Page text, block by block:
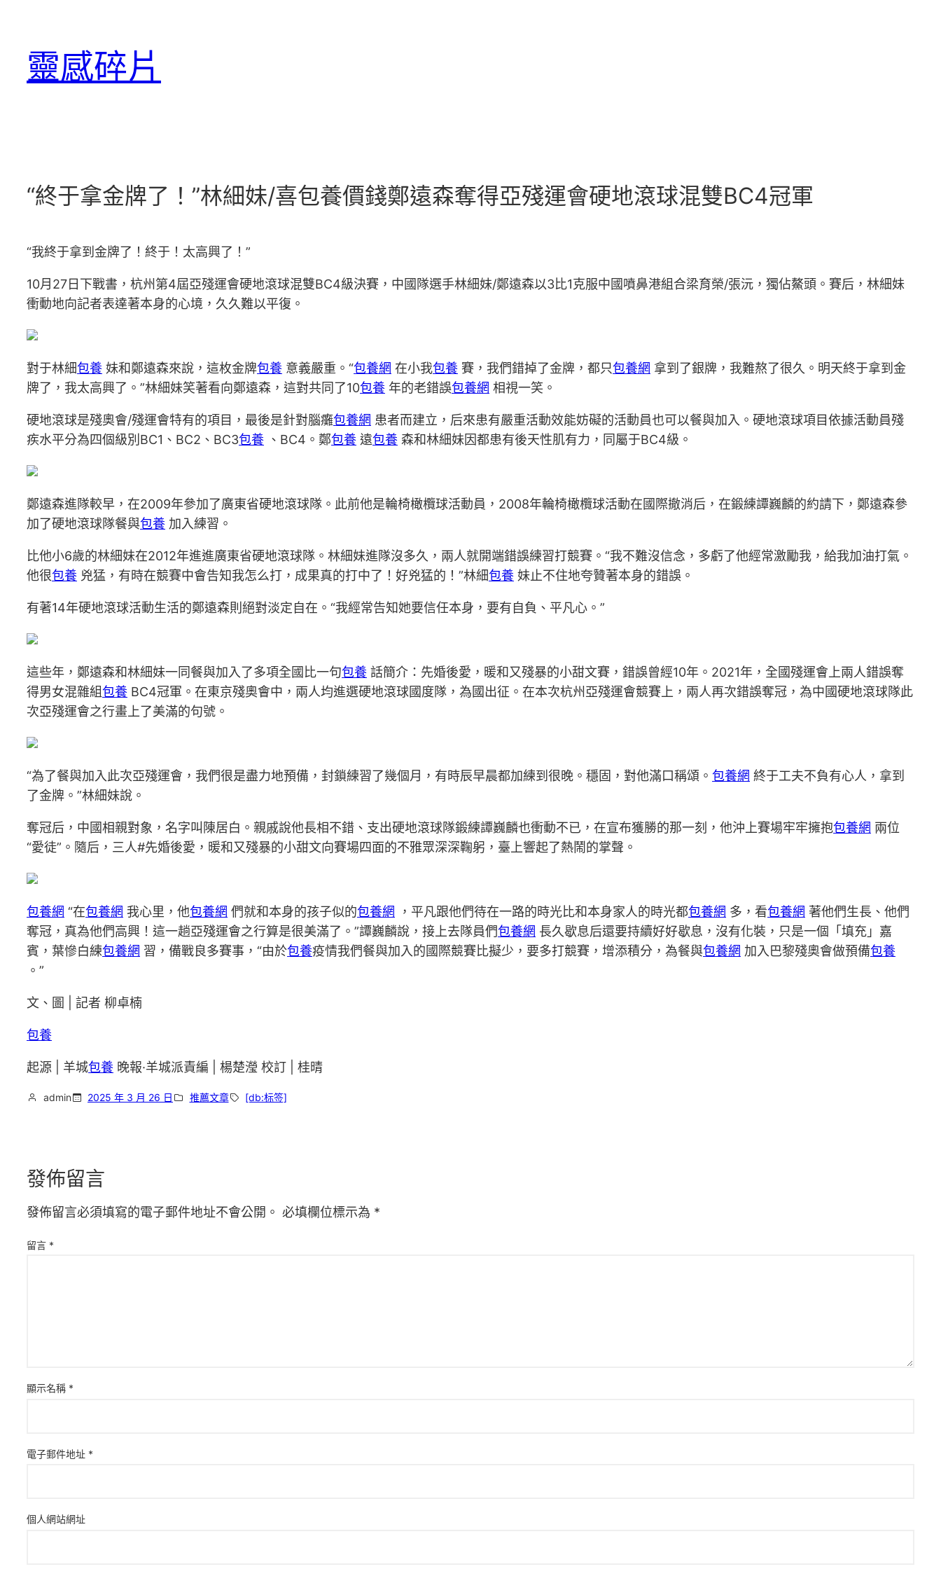
靈感碎片
“終于拿金牌了！”林細妹/喜包養價錢鄭遠森奪得亞殘運會硬地滾球混雙BC4冠軍
“我終于拿到金牌了！終于！太高興了！”
10月27日下戰書，杭州第4屆亞殘運會硬地滾球混雙BC4級決賽，中國隊選手林細妹/鄭遠森以3比1克服中國噴鼻港組合梁育榮/張沅，獨佔鰲頭。賽后，林細妹
衝動地向記者表達著本身的心境，久久難以平復。
對于林細包養 妹和鄭遠森來說，這枚金牌包養 意義嚴重。“包養網 在小我包養 賽，我們錯掉了金牌，都只包養網 拿到了銀牌，我難熬了很久。明天終于拿到金
牌了，我太高興了。”林細妹笑著看向鄭遠森，這對共同了10包養 年的老錯誤包養網 相視一笑。
硬地滾球是殘奧會/殘運會特有的項目，最後是針對腦癱包養網 患者而建立，后來患有嚴重活動效能妨礙的活動員也可以餐與加入。硬地滾球項目依據活動員殘
疾水平分為四個級別BC1、BC2、BC3包養 、BC4。鄭包養 遠包養 森和林細妹因都患有後天性肌有力，同屬于BC4級。
鄭遠森進隊較早，在2009年參加了廣東省硬地滾球隊。此前他是輪椅橄欖球活動員，2008年輪椅橄欖球活動在國際撤消后，在鍛練譚巍麟的約請下，鄭遠森參
加了硬地滾球隊餐與包養 加入練習。
比他小6歲的林細妹在2012年進進廣東省硬地滾球隊。林細妹進隊沒多久，兩人就開端錯誤練習打競賽。“我不難沒信念，多虧了他經常激勵我，給我加油打氣。
他很包養 兇猛，有時在競賽中會告知我怎么打，成果真的打中了！好兇猛的！”林細包養 妹止不住地夸贊著本身的錯誤。
有著14年硬地滾球活動生活的鄭遠森則絕對淡定自在。“我經常告知她要信任本身，要有自負、平凡心。”
這些年，鄭遠森和林細妹一同餐與加入了多項全國比一句包養 話簡介：先婚後愛，暖和又殘暴的小甜文賽，錯誤曾經10年。2021年，全國殘運會上兩人錯誤奪
得男女混雜組包養 BC4冠軍。在東京殘奧會中，兩人均進選硬地滾球國度隊，為國出征。在本次杭州亞殘運會競賽上，兩人再次錯誤奪冠，為中國硬地滾球隊此
次亞殘運會之行畫上了美滿的句號。
“為了餐與加入此次亞殘運會，我們很是盡力地預備，封鎖練習了幾個月，有時辰早晨都加練到很晚。穩固，對他滿口稱頌。 包養網 終于工夫不負有心人，拿到
了金牌。”林細妹說。
奪冠后，中國相親對象，名字叫陳居白。親戚說他長相不錯、支出硬地滾球隊鍛練譚巍麟也衝動不已，在宣布獲勝的那一刻，他沖上賽場牢牢擁抱包養網 兩位
“愛徒”。隨后，三人#先婚後愛，暖和又殘暴的小甜文向賽場四面的不雅眾深深鞠躬，臺上響起了熱鬧的掌聲。
包養網 “在包養網 我心里，他包養網 們就和本身的孩子似的包養網 ，平凡跟他們待在一路的時光比和本身家人的時光都包養網 多，看包養網 著他們生長、他們
奪冠，真為他們高興！這一趟亞殘運會之行算是很美滿了。”譚巍麟說，接上去隊員們包養網 長久歇息后還要持續好好歇息，沒有化裝，只是一個「填充」嘉
賓，葉慘白練包養網 習，備戰良多賽事，“由於包養疫情我們餐與加入的國際競賽比擬少，要多打競賽，增添積分，為餐與包養網 加入巴黎殘奧會做預備包養
。”
文、圖 | 記者 柳卓楠
包養
起源 | 羊城包養 晚報·羊城派責編 | 楊楚瀅 校訂 | 桂晴
admin 2025 年 3 月 26 日 推薦文章 [db:标签]
發佈留言
發佈留言必須填寫的電子郵件地址不會公開。 必填欄位標示為 *
留言 *
顯示名稱 *
電子郵件地址 *
個人網站網址